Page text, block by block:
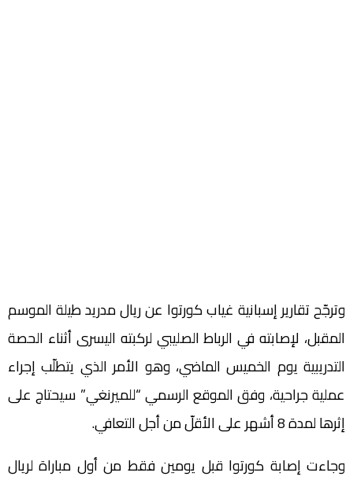
وترجّح تقارير إسبانية غياب كورتوا عن ريال مدريد طيلة الموسم
المقبل، لإصابته في الرباط الصليبي لركبته اليسرى أثناء الحصة
التدريبية يوم الخميس الماضي، وهو الأمر الذي يتطلّب إجراء
عملية جراحية، وفق الموقع الرسمي “للميرنغي” سيحتاج على
إثرها لمدة 8 أشهر على الأقلّ من أجل التعافي.
وجاءت إصابة كورتوا قبل يومين فقط من أول مباراة لريال